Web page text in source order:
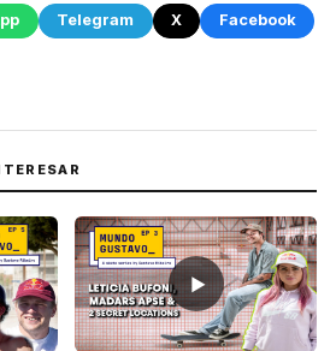
Telegram X
Facebook
▶